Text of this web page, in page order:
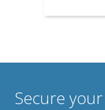
Secure